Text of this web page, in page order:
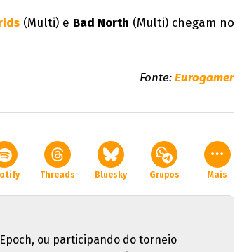
(Multi) e Bad North (Multi) chegam no
Fonte:Eurogamer
Threads Bluesky Grupos Mais
ou participando do torneio